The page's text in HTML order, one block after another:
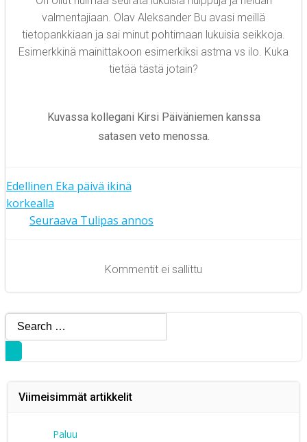
valmentajiaan. Olav Aleksander Bu avasi meillä
tietopankkiaan ja sai minut pohtimaan lukuisia seikkoja.
Esimerkkinä mainittakoon esimerkiksi astma vs ilo. Kuka
tietää tästä jotain?
Kuvassa kollegani Kirsi Päiväniemen kanssa
satasen veto menossa.
Artikkelien
selaus
Edellinen Eka päivä ikinä
korkealla
Artikkelien
Seuraava Tulipas annos
Kommentit ei sallittu
Search
for:
Viimeisimmät artikkelit
Paluu